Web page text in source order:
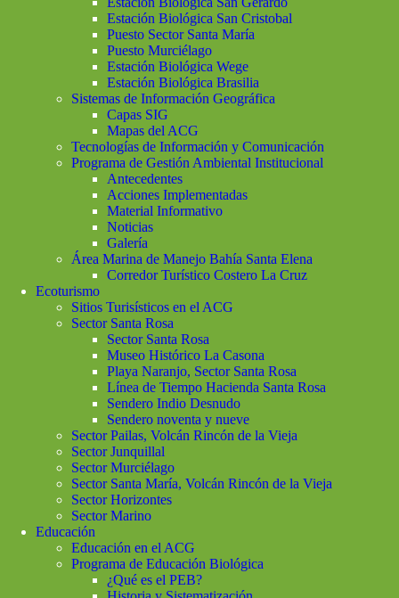
Estación Biológica San Cristobal
Puesto Sector Santa María
Puesto Murciélago
Estación Biológica Wege
Estación Biológica Brasilia
Sistemas de Información Geográfica
Capas SIG
Mapas del ACG
Tecnologías de Información y Comunicación
Programa de Gestión Ambiental Institucional
Antecedentes
Acciones Implementadas
Material Informativo
Noticias
Galería
Área Marina de Manejo Bahía Santa Elena
Corredor Turístico Costero La Cruz
Ecoturismo
Sitios Turisísticos en el ACG
Sector Santa Rosa
Sector Santa Rosa
Museo Histórico La Casona
Playa Naranjo, Sector Santa Rosa
Línea de Tiempo Hacienda Santa Rosa
Sendero Indio Desnudo
Sendero noventa y nueve
Sector Pailas, Volcán Rincón de la Vieja
Sector Junquillal
Sector Murciélago
Sector Santa María, Volcán Rincón de la Vieja
Sector Horizontes
Sector Marino
Educación
Educación en el ACG
Programa de Educación Biológica
¿Qué es el PEB?